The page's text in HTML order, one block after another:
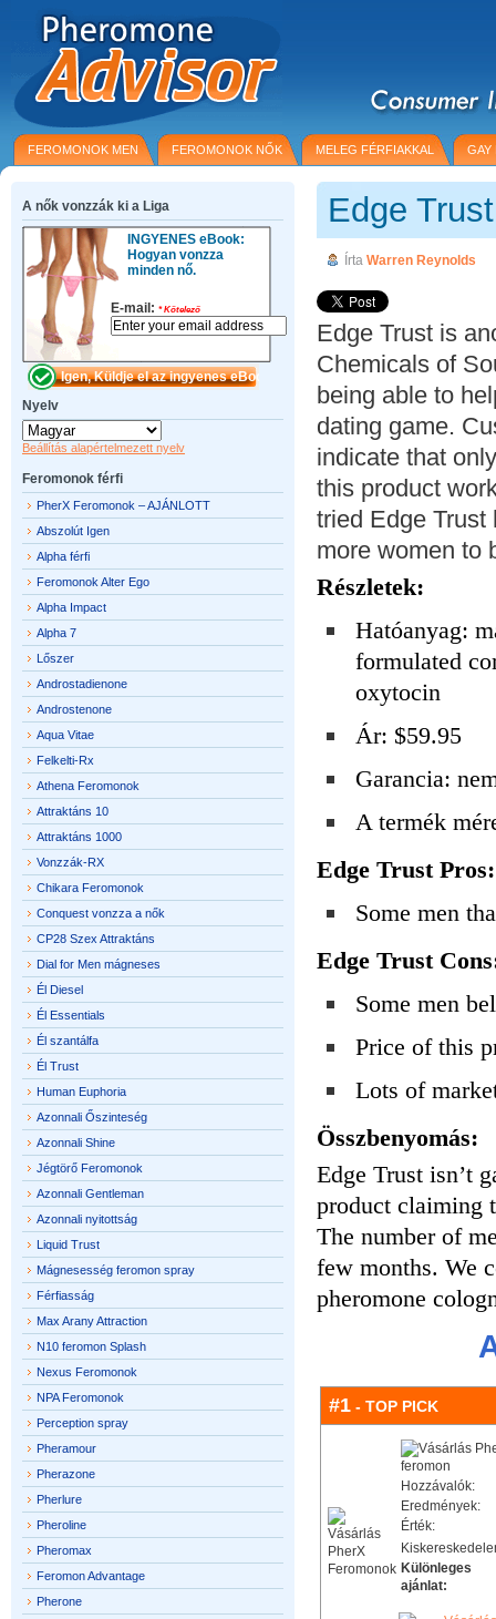
FEROMONOK MEN FEROMONOK NŐK MELEG FÉRFIAKKAL GAY
Edge
Írta Warren Reynolds
Edge Trust is
Chemicals of
being able to
dating game.
indicate that
this product
tried Edge Trust
more women to
Részletek:
Hatóanyag:
formulated
oxytocin
Ár: $59.95
Garancia:
A termék
Edge Trust Pros:
Some men
Edge Trust
Some men
Price of this
Lots of
Összbenyomás:
Edge Trust isn’t
product claiming
The number of
few months. We
pheromone
#1 - TOP PICK
Hozzávalók:
Eredmények:
Érték:
Különleges
ajánlat:
A nők vonzzák ki a Liga
INGYENES eBook:
Hogyan vonzza
minden nő.
E-mail: *Kötelező
Nyelv
Beállítás alapértelmezett nyelv
Feromonok férfi
PherX Feromonok – AJÁNLOTT
Abszolút Igen
Alpha férfi
Feromonok Alter Ego
Alpha Impact
Alpha 7
Lőszer
Androstadienone
Androstenone
Aqua Vitae
Felkelti-Rx
Athena Feromonok
Attraktáns 10
Attraktáns 1000
Vonzzák-RX
Chikara Feromonok
Conquest vonzza a nők
CP28 Szex Attraktáns
Dial for Men mágneses
Él Diesel
Él Essentials
Él szantálfa
Él Trust
Human Euphoria
Azonnali Őszinteség
Azonnali Shine
Jégtörő Feromonok
Azonnali Gentleman
Azonnali nyitottság
Liquid Trust
Mágnesesség feromon spray
Férfiasság
Max Arany Attraction
N10 feromon Splash
Nexus Feromonok
NPA Feromonok
Perception spray
Pheramour
Pherazone
Pherlure
Pheroline
Pheromax
Feromon Advantage
Pherone